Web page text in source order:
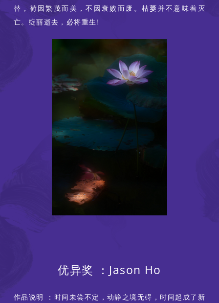
替，荷因繁茂而美，不因衰败而废。枯萎并不意味着灭
亡。绽丽逝去，必将重生!
优异奖 ：Jason Ho
作品说明 ：时间未尝不定，动静之境无碍，时间起成了新